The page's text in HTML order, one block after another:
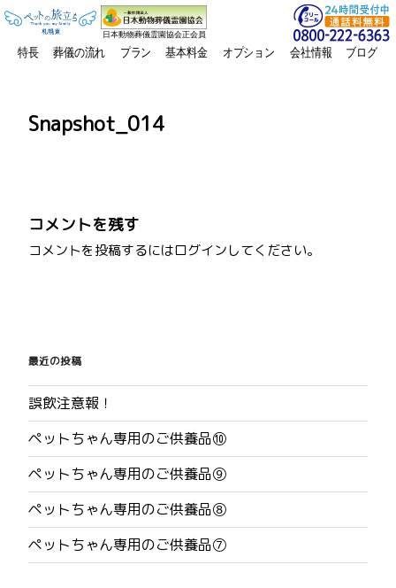
日本動物葬儀霊園協会正会員
特長 葬儀の流れ プラン 基本料金 オプション 会社情報 ブログ
Snapshot_014
コメントを残す
コメントを投稿するにはログインしてください。
稿
ナ
ビ
ゲ
ー
シ
ョ
最近の投稿
誤飲注意報！
ペットちゃん専用のご供養品⑩
ペットちゃん専用のご供養品⑨
ペットちゃん専用のご供養品⑧
ペットちゃん専用のご供養品⑦